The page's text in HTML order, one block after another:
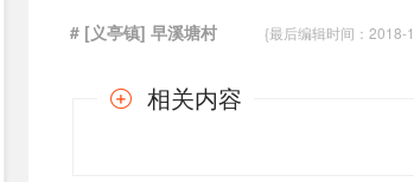
# [义亭镇] 早溪塘村 {最后编辑时间：2018-
相关内容